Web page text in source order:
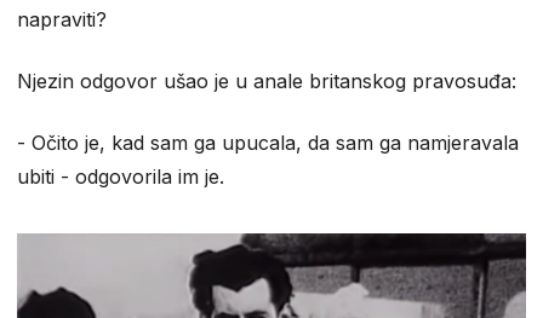
napraviti?
Njezin odgovor ušao je u anale britanskog pravosuđa:
- Očito je, kad sam ga upucala, da sam ga namjeravala
ubiti - odgovorila im je.